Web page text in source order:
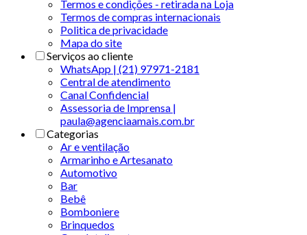
Termos e condições - retirada na Loja
Termos de compras internacionais
Politica de privacidade
Mapa do site
Serviços ao cliente
WhatsApp | (21) 97971-2181
Central de atendimento
Canal Confidencial
Assessoria de Imprensa |
paula@agenciaamais.com.br
Categorias
Ar e ventilação
Armarinho e Artesanato
Automotivo
Bar
Bebê
Bomboniere
Brinquedos